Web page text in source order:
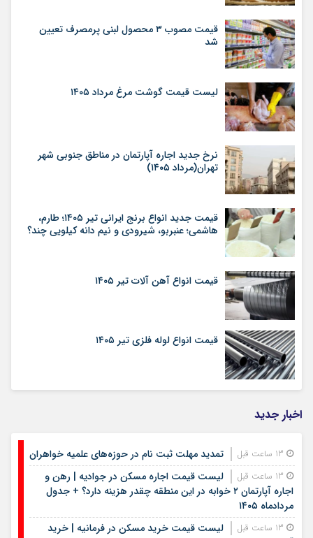
قیمت مصوب ۳ محصول لبنی پرمصرف تعیین
شد
لیست قیمت گوشت مرغ مرداد ۱۴۰۵
نرخ جدید اجاره آپارتمان در مناطق جنوبی شهر
تهران(مرداد ۱۴۰۵)
قیمت جدید انواع برنج ایرانی تیر ۱۴۰۵؛ طارم،
هاشمی؛ عنبربو، شیرودی و نیم دانه کیلویی چند؟
قیمت انواع آهن آلات تیر ۱۴۰۵
قیمت انواع لوله فلزی تیر ۱۴۰۵
اخبار جدید
تمدید مهلت ثبت نام در حوزه‌های علمیه خواهران
لیست قیمت اجاره مسکن در جوادیه | رهن و
اجاره آپارتمان ۲ خوابه در این منطقه چقدر هزینه دارد؟ + جدول
مردادماه ۱۴۰۵
لیست قیمت خرید مسکن در فرمانیه | خرید